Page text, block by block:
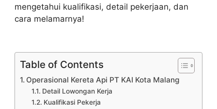
mengetahui kualifikasi, detail pekerjaan, dan
cara melamarnya!
Table of Contents
Operasional Kereta Api PT KAI Kota Malang
Detail Lowongan Kerja
Kualifikasi Pekerja